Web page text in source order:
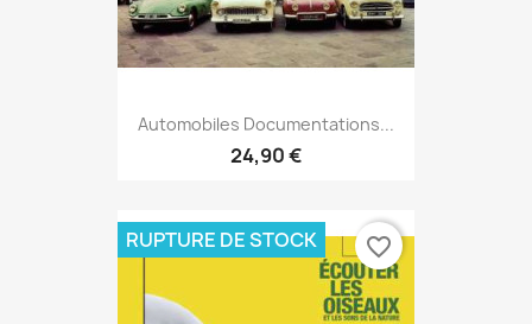
Automobiles Documentations...
24,90 €
RUPTURE DE STOCK favorite_border